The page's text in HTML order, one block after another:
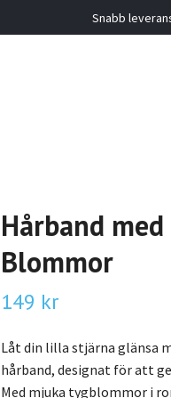
Snabb
Hårband
Blommor
149 kr
Låt din lilla stjärna glänsa
hårband, designat för att
Med mjuka tygblommor i